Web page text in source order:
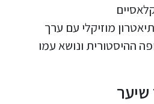
מוזיקלי עם ערך
ההיסטורית ונושא עמו